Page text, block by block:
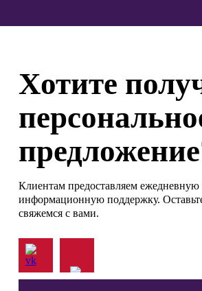
Хотите
Клиентам предоставляем
информационную поддержку.
свяжемся с вами.